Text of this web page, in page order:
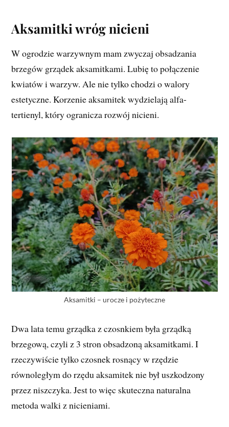
Aksamitki wróg nicieni
W ogrodzie warzywnym mam zwyczaj obsadzania
brzegów grządek aksamitkami. Lubię to połączenie
kwiatów i warzyw. Ale nie tylko chodzi o walory
estetyczne. Korzenie aksamitek wydzielają alfa-
tertienyl, który ogranicza rozwój nicieni.
Aksamitki – urocze i pożyteczne
Dwa lata temu grządka z czosnkiem była grządką
brzegową, czyli z 3 stron obsadzoną aksamitkami. I
rzeczywiście tylko czosnek rosnący w rzędzie
równoległym do rzędu aksamitek nie był uszkodzony
przez niszczyka. Jest to więc skuteczna naturalna
metoda walki z nicieniami.